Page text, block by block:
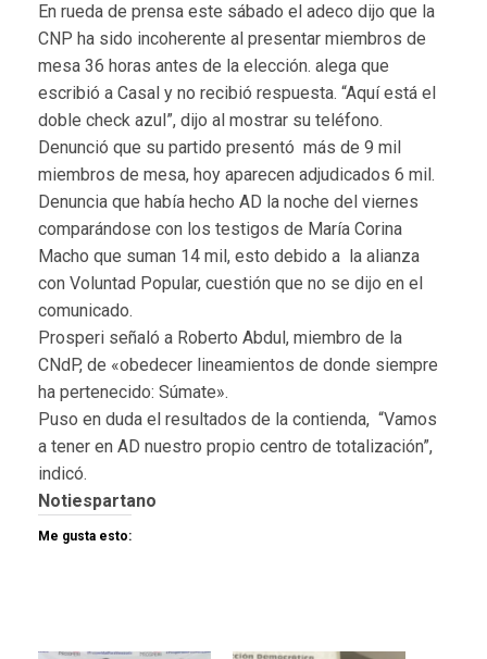
En rueda de prensa este sábado el adeco dijo que la
CNP ha sido incoherente al presentar miembros de
mesa 36 horas antes de la elección. alega que
escribió a Casal y no recibió respuesta. “Aquí está el
doble check azul”, dijo al mostrar su teléfono.
Denunció que su partido presentó más de 9 mil
miembros de mesa, hoy aparecen adjudicados 6 mil.
Denuncia que había hecho AD la noche del viernes
comparándose con los testigos de María Corina
Macho que suman 14 mil, esto debido a la alianza
con Voluntad Popular, cuestión que no se dijo en el
comunicado.
Prosperi señaló a Roberto Abdul, miembro de la
CNdP, de «obedecer lineamientos de donde siempre
ha pertenecido: Súmate».
Puso en duda el resultados de la contienda, “Vamos
a tener en AD nuestro propio centro de totalización”,
indicó.
Notiespartano
Me gusta esto: